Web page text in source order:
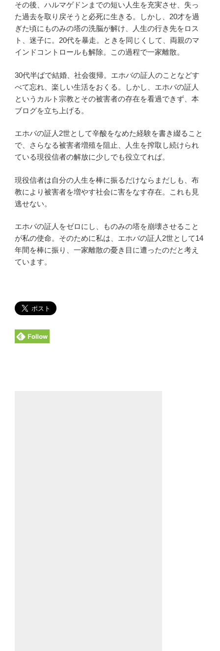
その後、ハルマゲドンまでの短い人生を充実させ、失っ
た過去を取り戻そうと必死に生きる。しかし、20才を過
ぎた頃にものみの塔の洗脳が解け、人生の行き先をロス
ト、迷子に。20代を暴走。ときを同じくして、両親のマ
インドコントロールも解除。この過程で一家離散。
30代半ばで結婚、社会復帰。エホバの証人のことなどす
べて忘れ、楽しい生活をおくる。しかし、エホバの証人
というカルト宗教とその被害者の存在を看過できず、本
ブログを立ち上げる。
エホバの証人2世として辛酸をなめた経験を書き綴ること
で、さらなる被害者増殖を阻止、人生を搾取し続けられ
ている現役信者の解放に少しでも役立てれば。
現役信者は自分の人生を棒に振るだけならまだしも、布
教により被害者を増やす社会に害をなす存在。これも見
逃せない。
エホバの証人をゼロにし、ものみの塔を崩壊させること
が私の使命。そのために私は、エホバの証人2世として14
年間を棒に振り、一家離散の憂き目に遭ったのだと考え
ています。